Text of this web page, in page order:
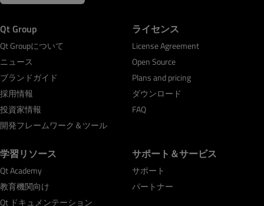
Qt Group
Qt Groupについて
ニュース
ブランドガイド
採用情報
投資家情報
開発フレームワーク＆ツール
ライセンス
License Agreement
Open Source
Plans and pricing
ダウンロード
FAQ
学習リソース
Qt Academy
教育機関向け
Qt ドキュメンテーション
サポート＆サービス
サポート
パートナー